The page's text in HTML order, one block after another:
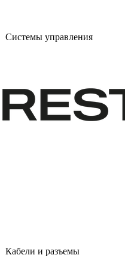
Системы управления
Кабели и разъемы